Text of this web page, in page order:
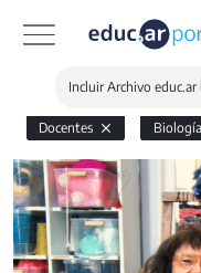
Incluir Archivo educ.ar
Docentes Biología